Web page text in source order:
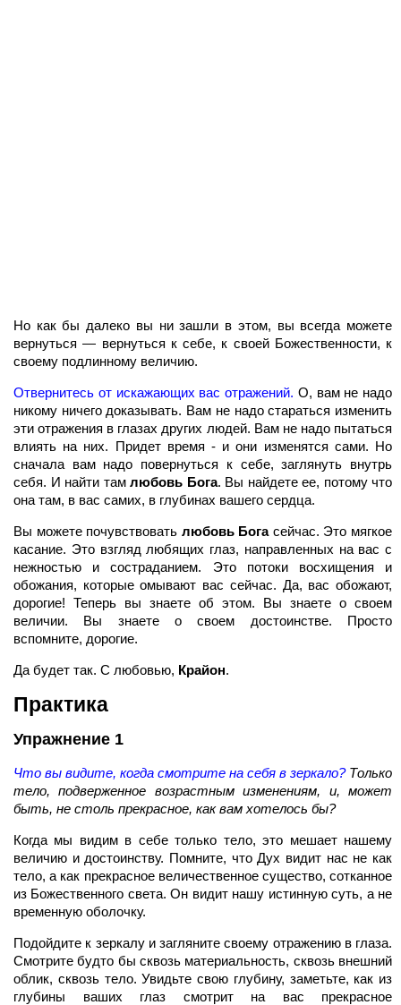
Но как бы далеко вы ни зашли в этом, вы всегда можете
вернуться — вернуться к себе, к своей Божественности, к
своему подлинному величию.
Отвернитесь от искажающих вас отражений. О, вам не надо
никому ничего доказывать. Вам не надо стараться изменить
эти отражения в глазах других людей. Вам не надо пытаться
влиять на них. Придет время - и они изменятся сами. Но
сначала вам надо повернуться к себе, заглянуть внутрь
себя. И найти там любовь Бога. Вы найдете ее, потому что
она там, в вас самих, в глубинах вашего сердца.
Вы можете почувствовать любовь Богасейчас. Это мягкое
касание. Это взгляд любящих глаз, направленных на вас с
нежностью и состраданием. Это потоки восхищения и
обожания, которые омывают вас сейчас. Да, вас обожают,
дорогие! Теперь вы знаете об этом. Вы знаете о своем
величии. Вы знаете о своем достоинстве. Просто
вспомните, дорогие.
Да будет так. С любовью, Крайон.
Практика
Упражнение 1
Что вы видите, когда смотрите на себя в зеркало?Только
тело, подверженное возрастным изменениям, и, может
быть, не столь прекрасное, как вам хотелось бы?
Когда мы видим в себе только тело, это мешает нашему
величию и достоинству. Помните, что Дух видит нас не как
тело, а как прекрасное величественное существо, сотканное
из Божественного света. Он видит нашу истинную суть, а не
временную оболочку.
Подойдите к зеркалу и загляните своему отражению в глаза.
Смотрите будто бы сквозь материальность, сквозь внешний
облик, сквозь тело. Увидьте свою глубину, заметьте, как из
глубины ваших глаз смотрит на вас прекрасное